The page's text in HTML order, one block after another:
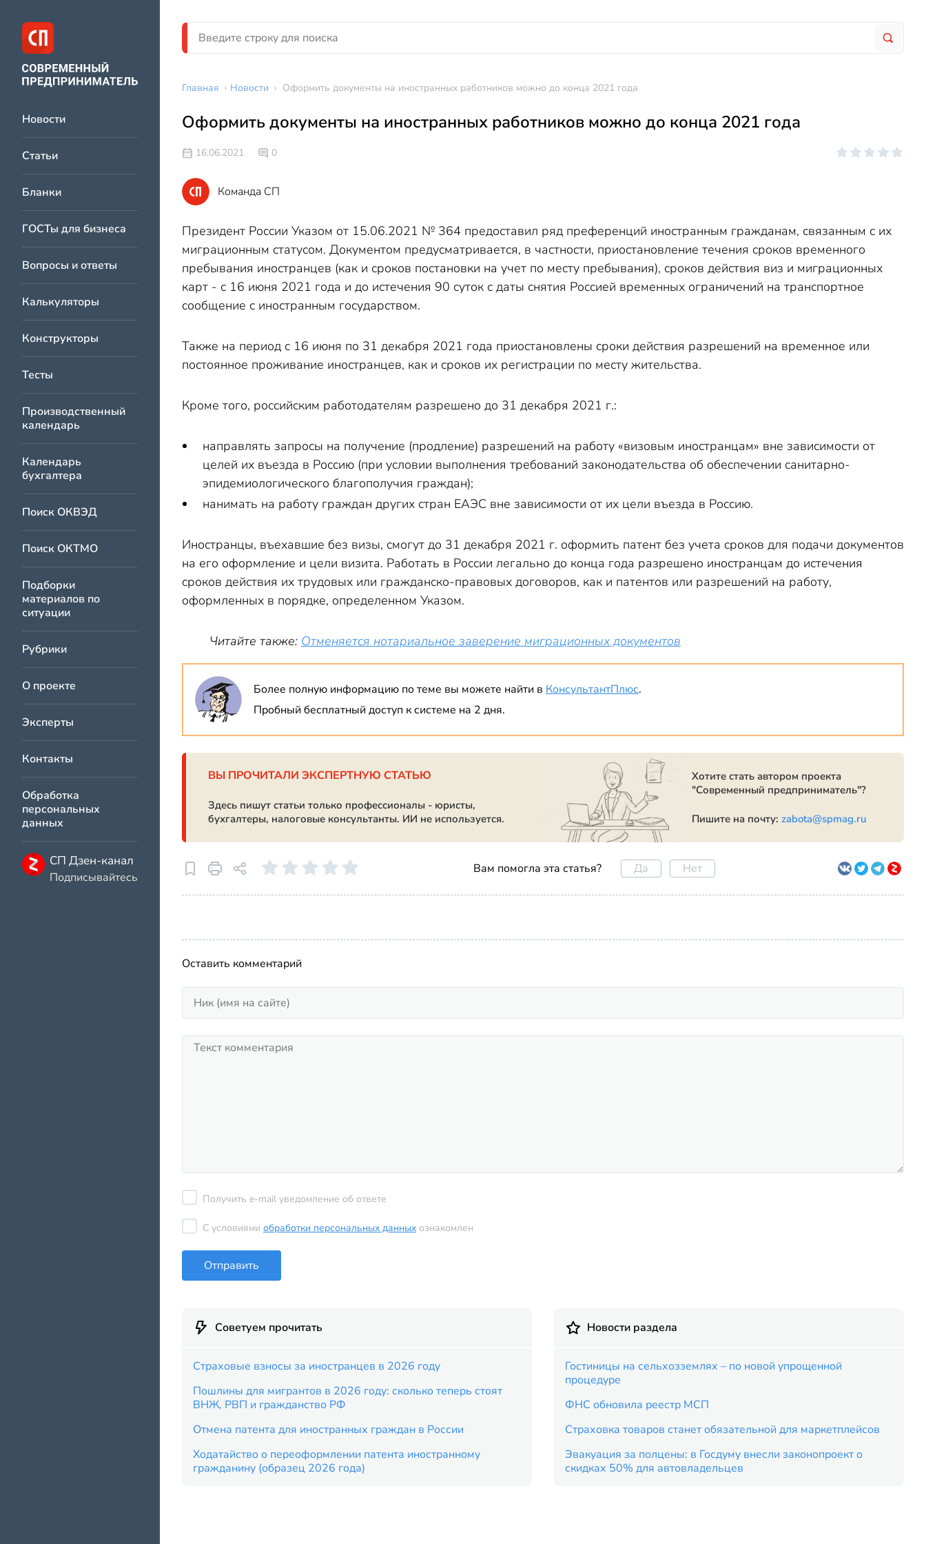
Новости
Статьи
Бланки
ГОСТы для бизнеса
Вопросы и ответы
Калькуляторы
Конструкторы
Тесты
Производственный
календарь
Календарь
бухгалтера
Поиск ОКВЭД
Поиск ОКТМО
Подборки
материалов по
ситуации
Рубрики
О проекте
Эксперты
Контакты
Обработка
персональных
данных
СП Дзен-канал
Подписывайтесь
Главная › Новости › Оформить документы на иностранных работников можно до конца 2021 года
Оформить документы на иностранных работников можно до конца 2021 года
16.06.2021 0
Команда СП
Президент России Указом от 15.06.2021 № 364 предоставил ряд преференций иностранным гражданам, связанным с их
миграционным статусом. Документом предусматривается, в частности, приостановление течения сроков временного
пребывания иностранцев (как и сроков постановки на учет по месту пребывания), сроков действия виз и миграционных
карт - с 16 июня 2021 года и до истечения 90 суток с даты снятия Россией временных ограничений на транспортное
сообщение с иностранным государством.
Также на период с 16 июня по 31 декабря 2021 года приостановлены сроки действия разрешений на временное или
постоянное проживание иностранцев, как и сроков их регистрации по месту жительства.
Кроме того, российским работодателям разрешено до 31 декабря 2021 г.:
направлять запросы на получение (продление) разрешений на работу «визовым иностранцам» вне зависимости от
целей их въезда в Россию (при условии выполнения требований законодательства об обеспечении санитарно-
эпидемиологического благополучия граждан);
нанимать на работу граждан других стран ЕАЭС вне зависимости от их цели въезда в Россию.
Иностранцы, въехавшие без визы, смогут до 31 декабря 2021 г. оформить патент без учета сроков для подачи документов
на его оформление и цели визита. Работать в России легально до конца года разрешено иностранцам до истечения
сроков действия их трудовых или гражданско-правовых договоров, как и патентов или разрешений на работу,
оформленных в порядке, определенном Указом.
Читайте также: Отменяется нотариальное заверение миграционных документов
Более полную информацию по теме вы можете найти в КонсультантПлюс.
Пробный бесплатный доступ к системе на 2 дня.
ВЫ ПРОЧИТАЛИ ЭКСПЕРТНУЮ СТАТЬЮ
Здесь пишут статьи только профессионалы - юристы,
бухгалтеры, налоговые консультанты. ИИ не используется.
Хотите стать автором проекта
"Современный предприниматель"?
Пишите на почту:zabota@spmag.ru
Вам помогла эта статья? Да Нет
Оставить комментарий
Получить e-mail уведомление об ответе
С условиями обработки персональных данных ознакомлен
Отправить
Советуем прочитать
Страховые взносы за иностранцев в 2026 году
Пошлины для мигрантов в 2026 году: сколько теперь стоят
ВНЖ, РВП и гражданство РФ
Отмена патента для иностранных граждан в России
Ходатайство о переоформлении патента иностранному
гражданину (образец 2026 года)
Новости раздела
Гостиницы на сельхозземлях – по новой упрощенной
процедуре
ФНС обновила реестр МСП
Страховка товаров станет обязательной для маркетплейсов
Эвакуация за полцены: в Госдуму внесли законопроект о
скидках 50% для автовладельцев